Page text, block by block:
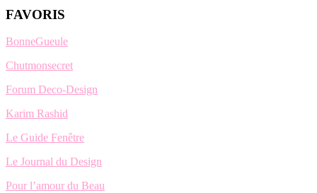
FAVORIS
BonneGueule
Chutmonsecret
Forum Deco-Design
Karim Rashid
Le Guide Fenêtre
Le Journal du Design
Pour l’amour du Beau